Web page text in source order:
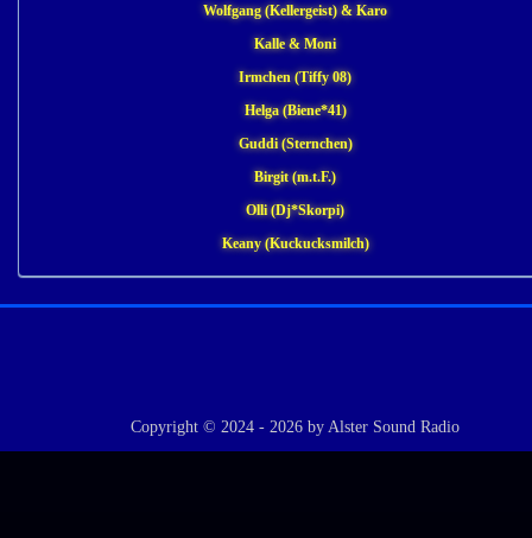
Wolfgang (Kellergeist) & Karo
Kalle & Moni
Irmchen (Tiffy 08)
Helga (Biene*41)
Guddi (Sternchen)
Birgit (m.t.F.)
Olli (Dj*Skorpi)
Keany (Kuckucksmilch)
Copyright © 2024 - 2026 by Alster Sound Radio